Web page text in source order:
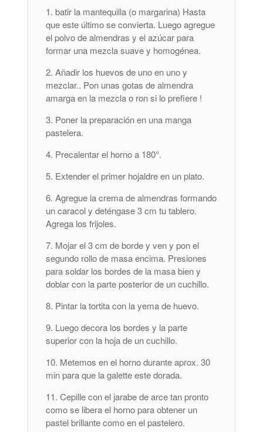
batir la mantequilla (o margarina) Hasta
que este último se convierta. Luego agregue
el polvo de almendras y el azúcar para
formar una mezcla suave y homogénea.
Añadir los huevos de uno en uno y
mezclar.. Pon unas gotas de almendra
amarga en la mezcla o ron si lo prefiere !
Poner la preparación en una manga
pastelera.
Precalentar el horno a 180°.
Extender el primer hojaldre en un plato.
Agregue la crema de almendras formando
un caracol y deténgase 3 cm tu tablero.
Agrega los frijoles.
Mojar el 3 cm de borde y ven y pon el
segundo rollo de masa encima. Presiones
para soldar los bordes de la masa bien y
doblar con la parte posterior de un cuchillo.
Pintar la tortita con la yema de huevo.
Luego decora los bordes y la parte
superior con la hoja de un cuchillo.
Metemos en el horno durante aprox. 30
min para que la galette este dorada.
Cepille con el jarabe de arce tan pronto
como se libera el horno para obtener un
pastel brillante como en el pastelero.